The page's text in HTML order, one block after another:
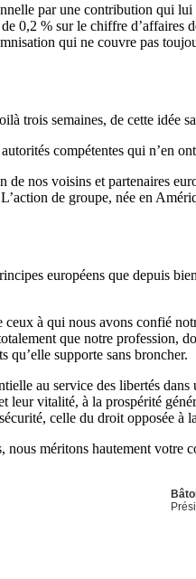
par une contribution qui
% sur le chiffre d’affaires
qui ne couvre pas
trois semaines, de cette idée
compétentes qui n’en
nos voisins et partenaires
de groupe, née en
européens que depuis
à qui nous avons confié
que notre profession,
qu’elle supporte sans broncher.
au service des libertés
vitalité, à la prospérité
celle du droit opposée à
méritons hautement votre